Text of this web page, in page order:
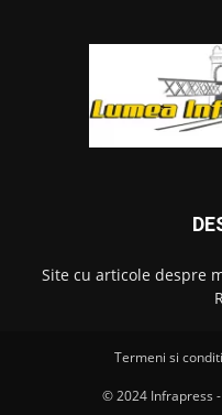
Site cu articole despre
Termeni si
© 2024 Infrapress